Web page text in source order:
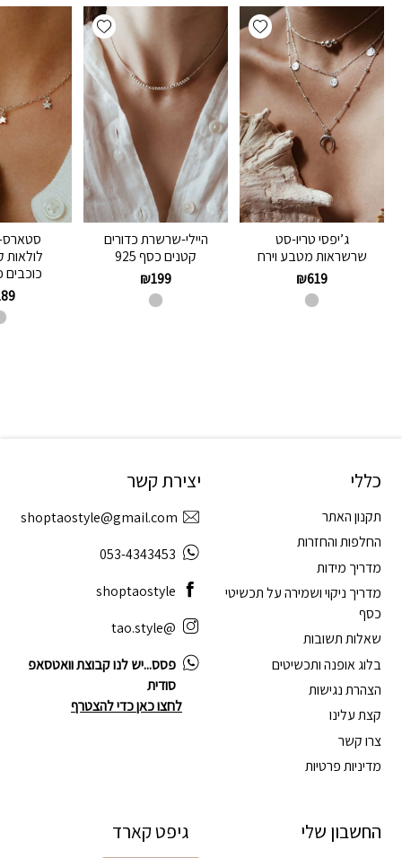
Add wishlist
ג’יפסי טריו-סט
שרשראות מטבע וירח
₪619
Add wishlist
היילי-שרשרת כדורים
קטנים כסף 925
₪199
כוכבים
כללי
תקנון האתר
החלפות והחזרות
מדריך מידות
מדריך ניקוי ושמירה על תכשיטי
כסף
שאלות תשובות
בלוג אופנה ותכשיטים
הצהרת נגישות
קצת עלינו
צרו קשר
מדיניות פרטיות
החשבון שלי
יצירת קשר
shoptaostyle@gmail.com
053-4343453
shoptaostyle
@tao.style
פסס...יש לנו קבוצת וואטסאפ
סודית
לחצו כאן כדי להצטרף
גיפט קארד